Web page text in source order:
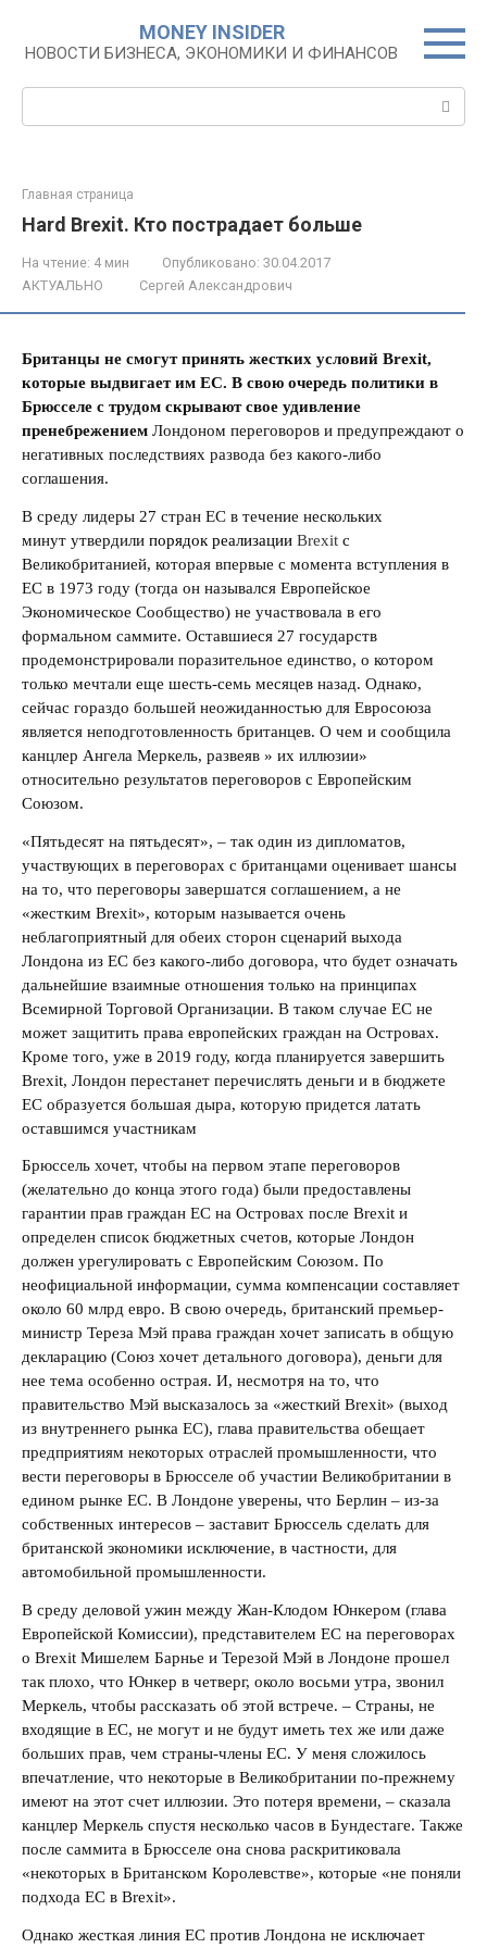
контенту
MONEY INSIDER
НОВОСТИ БИЗНЕСА, ЭКОНОМИКИ И ФИНАНСОВ
Главная страница
Hard Brexit. Кто пострадает больше
На чтение: 4 мин Опубликовано: 30.04.2017
АКТУАЛЬНО
Сергей Александрович
Британцы не смогут принять жестких условий Brexit,
которые выдвигает им ЕС. В свою очередь политики в
Брюсселе с трудом скрывают свое удивление
пренебрежением Лондоном переговоров и предупреждают о
негативных последствиях развода без какого-либо
соглашения.
В среду лидеры 27 стран ЕС в течение нескольких
минут утвердили порядок реализации Brexit с
Великобританией, которая впервые с момента вступления в
ЕС в 1973 году (тогда он назывался Европейское
Экономическое Сообщество) не участвовала в его
формальном саммите. Оставшиеся 27 государств
продемонстрировали поразительное единство, о котором
только мечтали еще шесть-семь месяцев назад. Однако,
сейчас гораздо большей неожиданностью для Евросоюза
является неподготовленность британцев. О чем и сообщила
канцлер Ангела Меркель, развеяв » их иллюзии»
относительно результатов переговоров с Европейским
Союзом.
«Пятьдесят на пятьдесят», – так один из дипломатов,
участвующих в переговорах с британцами оценивает шансы
на то, что переговоры завершатся соглашением, а не
«жестким Brexit», которым называется очень
неблагоприятный для обеих сторон сценарий выхода
Лондона из ЕС без какого-либо договора, что будет означать
дальнейшие взаимные отношения только на принципах
Всемирной Торговой Организации. В таком случае ЕС не
может защитить права европейских граждан на Островах.
Кроме того, уже в 2019 году, когда планируется завершить
Brexit, Лондон перестанет перечислять деньги и в бюджете
ЕС образуется большая дыра, которую придется латать
оставшимся участникам
Брюссель хочет, чтобы на первом этапе переговоров
(желательно до конца этого года) были предоставлены
гарантии прав граждан ЕС на Островах после Brexit и
определен список бюджетных счетов, которые Лондон
должен урегулировать с Европейским Союзом. По
неофициальной информации, сумма компенсации составляет
около 60 млрд евро. В свою очередь, британский премьер-
министр Тереза Мэй права граждан хочет записать в общую
декларацию (Союз хочет детального договора), деньги для
нее тема особенно острая. И, несмотря на то, что
правительство Мэй высказалось за «жесткий Brexit» (выход
из внутреннего рынка ЕС), глава правительства обещает
предприятиям некоторых отраслей промышленности, что
вести переговоры в Брюсселе об участии Великобритании в
едином рынке ЕС. В Лондоне уверены, что Берлин – из-за
собственных интересов – заставит Брюссель сделать для
британской экономики исключение, в частности, для
автомобильной промышленности.
В среду деловой ужин между Жан-Клодом Юнкером (глава
Европейской Комиссии), представителем ЕС на переговорах
о Brexit Мишелем Барнье и Терезой Мэй в Лондоне прошел
так плохо, что Юнкер в четверг, около восьми утра, звонил
Меркель, чтобы рассказать об этой встрече. – Страны, не
входящие в ЕС, не могут и не будут иметь тех же или даже
больших прав, чем страны-члены ЕС. У меня сложилось
впечатление, что некоторые в Великобритании по-прежнему
имеют на этот счет иллюзии. Это потеря времени, – сказала
канцлер Меркель спустя несколько часов в Бундестаге. Также
после саммита в Брюсселе она снова раскритиковала
«некоторых в Британском Королевстве», которые «не поняли
подхода ЕС в Brexit».
Однако жесткая линия ЕС против Лондона не исключает